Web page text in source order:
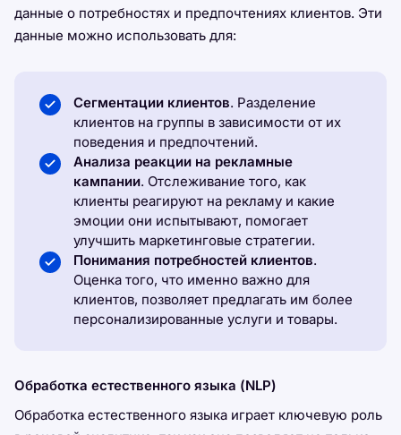
данные о потребностях и предпочтениях клиентов. Эти
данные можно использовать для:
Сегментации клиентов. Разделение
клиентов на группы в зависимости от их
поведения и предпочтений.
Анализа реакции на рекламные
кампании. Отслеживание того, как
клиенты реагируют на рекламу и какие
эмоции они испытывают, помогает
улучшить маркетинговые стратегии.
Понимания потребностей клиентов.
Оценка того, что именно важно для
клиентов, позволяет предлагать им более
персонализированные услуги и товары.
Обработка естественного языка (NLP)
Обработка естественного языка играет ключевую роль